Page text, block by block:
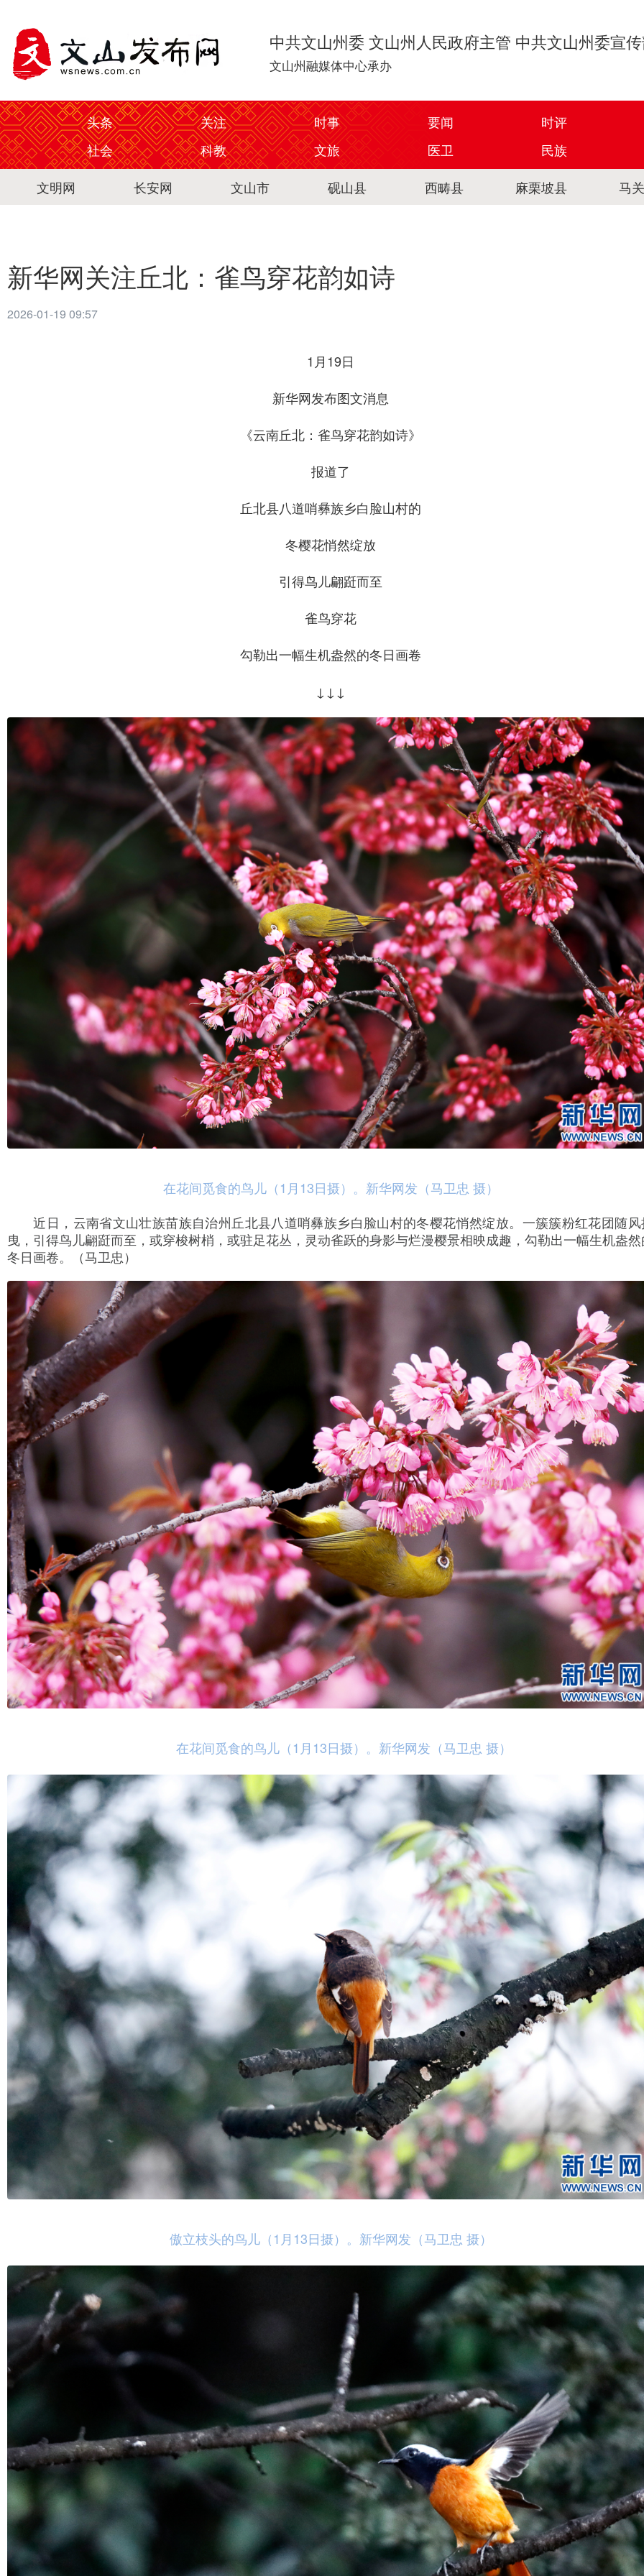
中共文山州委 文山州人民政府主管 中共文山州委宣
文山州融媒体中心承办
头条 关注 时事 要闻
时评
社会
科教 文旅 医卫
民族
文明网
长安网 文山市 砚山县 西畴县 麻栗坡县 马
新华网关注丘北：雀鸟穿花韵如诗
2026-01-19 09:57
1月19日
新华网发布图文消息
《云南丘北：雀鸟穿花韵如诗》
报道了
丘北县八道哨彝族乡白脸山村的
冬樱花悄然绽放
引得鸟儿翩跹而至
雀鸟穿花
勾勒出一幅生机盎然的冬日画卷
↓↓↓
在花间觅食的鸟儿（1月13日摄）。新华网发（马卫忠 摄）
近日，云南省文山壮族苗族自治州丘北县八道哨彝族乡白脸山村的冬樱花悄然绽放。一簇簇粉红花团随风
曳，引得鸟儿翩跹而至，或穿梭树梢，或驻足花丛，灵动雀跃的身影与烂漫樱景相映成趣，勾勒出一幅生机盎然
冬日画卷。（马卫忠）
在花间觅食的鸟儿（1月13日摄）。新华网发（马卫忠 摄）
傲立枝头的鸟儿（1月13日摄）。新华网发（马卫忠 摄）